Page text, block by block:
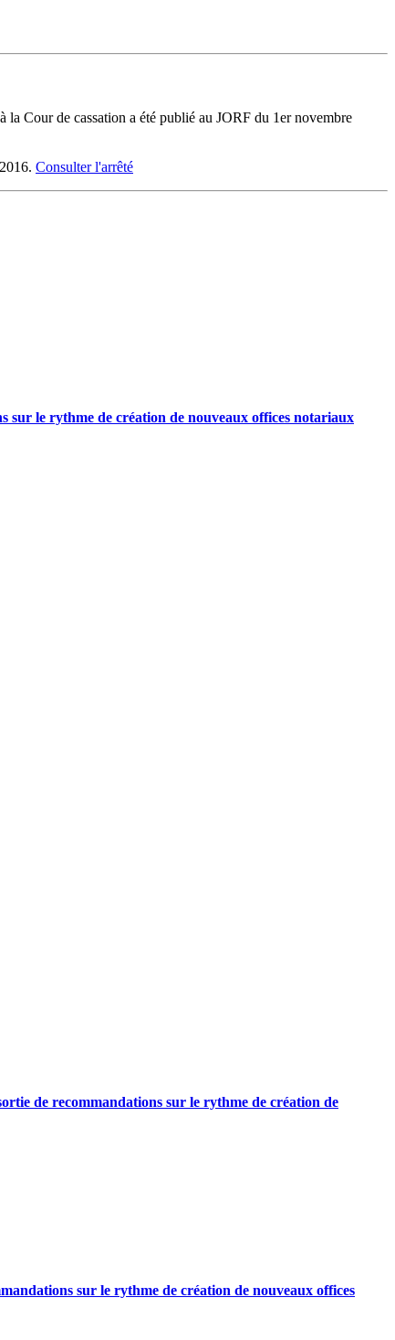
Cour de cassation a été publié au JORF du 1er novembre
Consulter l'arrêté
sur le rythme de création de nouveaux offices notariaux
de recommandations sur le rythme de création de
sur le rythme de création de nouveaux offices